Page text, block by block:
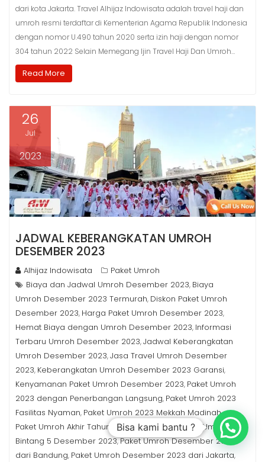
dari kota Jakarta. Travel Alhijaz Indowisata adalah travel haji dan
umroh resmi terdaftar di Kementerian Agama Republik Indonesia
dengan nomor U.490 tahun 2020 serta izin haji dengan nomor
304 tahun 2022 Selain Memegang Ijin Travel Haji Dan Umroh…
Read More
26
Jul
2023
JADWAL KEBERANGKATAN UMROH
DESEMBER 2023
Alhijaz Indowisata
Paket Umroh
Biaya dan Jadwal Umroh Desember 2023, Biaya
Umroh Desember 2023 Termurah, Diskon Paket Umroh
Desember 2023, Harga Paket Umroh Desember 2023,
Hemat Biaya dengan Umroh Desember 2023, Informasi
Terbaru Umroh Desember 2023,Jadwal Keberangkatan
Umroh Desember 2023,Jasa Travel Umroh Desember
2023, Keberangkatan Umroh Desember 2023 Garansi,
Kenyamanan Paket Umroh Desember 2023, Paket Umroh
2023 dengan Penerbangan Langsung, Paket Umroh 2023
Fasilitas Nyaman, Paket Umroh 2023 Mekkah Madinah,
Paket Umroh Akhir Tahun Desember 2023,Paket Umroh
Bintang 5 Desember 2023,Paket Umroh Desember 2023
dari Bandung, Paket Umroh Desember 2023 dari Jakarta,
Bisa kami bantu ?